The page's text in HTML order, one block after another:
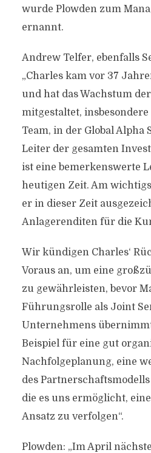
wurde Plowden zum
ernannt.
Andrew Telfer, ebenfalls
„Charles kam vor 37
und hat das Wachstum
mitgestaltet,
Team, in der Global Alpha
Leiter der gesamten
ist eine bemerkenswerte
heutigen Zeit. Am
er in dieser Zeit
Anlagerenditen für die
Wir kündigen Charles‘
Voraus an, um eine
zu gewährleisten, bevor
Führungsrolle als Joint
Unternehmens
Beispiel für eine gut
Nachfolgeplanung, eine
des
die es uns ermöglicht,
Ansatz zu verfolgen“.
Plowden: „Im April